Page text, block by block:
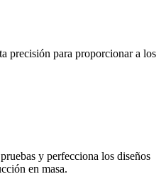
precisión para proporcionar a los
y perfecciona los diseños
en masa.